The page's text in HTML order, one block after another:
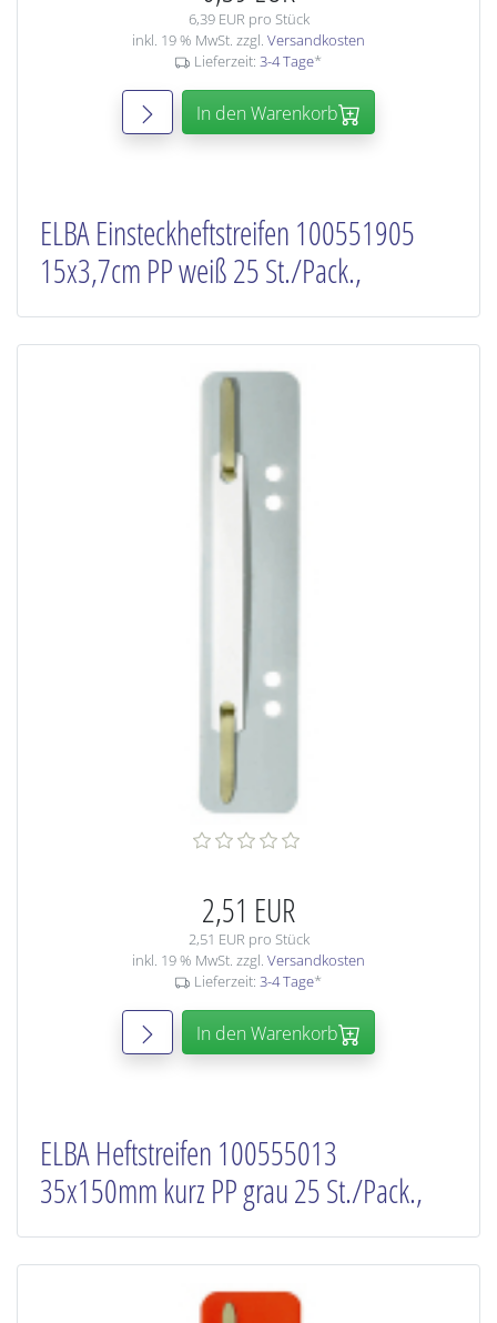
6,39 EUR pro Stück
inkl. 19 % MwSt. zzgl. Versandkosten
Lieferzeit: 3-4 Tage*
In den Warenkorb
ELBA Einsteckheftstreifen 100551905
15x3,7cm PP weiß 25 St./Pack.,
2,51 EUR
2,51 EUR pro Stück
inkl. 19 % MwSt. zzgl. Versandkosten
Lieferzeit: 3-4 Tage*
In den Warenkorb
ELBA Heftstreifen 100555013
35x150mm kurz PP grau 25 St./Pack.,